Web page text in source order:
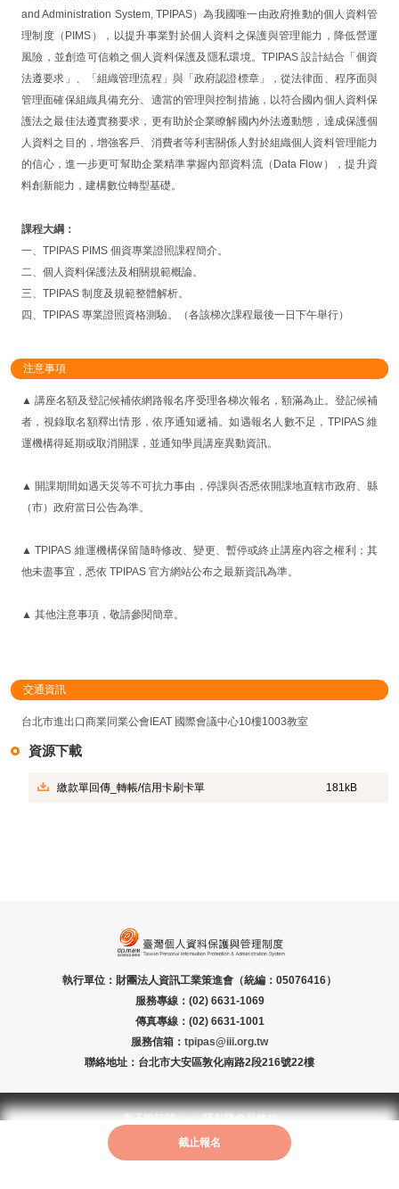
and Administration System, TPIPAS）為我國唯一由政府推動的個人資料管
理制度（PIMS），以提升事業對於個人資料之保護與管理能力，降低營運
風險，並創造可信賴之個人資料保護及隱私環境。TPIPAS 設計結合「個資
法遵要求」、「組織管理流程」與「政府認證標章」，從法律面、程序面與
管理面確保組織具備充分、適當的管理與控制措施，以符合國內個人資料保
護法之最佳法遵實務要求，更有助於企業瞭解國內外法遵動態，達成保護個
人資料之目的，增強客戶、消費者等利害關係人對於組織個人資料管理能力
的信心，進一步更可幫助企業精準掌握內部資料流（Data Flow），提升資
料創新能力，建構數位轉型基礎。
課程大綱：
一、TPIPAS PIMS 個資專業證照課程簡介。
二、個人資料保護法及相關規範概論。
三、TPIPAS 制度及規範整體解析。
四、TPIPAS 專業證照資格測驗。（各該梯次課程最後一日下午舉行）
注意事項
▲ 講座名額及登記候補依網路報名序受理各梯次報名，額滿為止。登記候補
者，視錄取名額釋出情形，依序通知遞補。如遇報名人數不足，TPIPAS 維
運機構得延期或取消開課，並通知學員講座異動資訊。
▲ 開課期間如遇天災等不可抗力事由，停課與否悉依開課地直轄市政府、縣
（市）政府當日公告為準。
▲ TPIPAS 維運機構保留隨時修改、變更、暫停或終止講座內容之權利；其
他未盡事宜，悉依 TPIPAS 官方網站公布之最新資訊為準。
▲ 其他注意事項，敬請參閱簡章。
交通資訊
台北市進出口商業同業公會IEAT 國際會議中心10樓1003教室
資源下載
繳款單回傳_轉帳/信用卡刷卡單 181kB
截止報名
執行單位：財團法人資訊工業策進會（統編：05076416）
服務專線：(02) 6631-1069
傳真專線：(02) 6631-1001
服務信箱： tpipas@iii.org.tw
聯絡地址：台北市大安區敦化南路2段216號22樓
電子報訂閱
隱私暨會員條款
Copyright © 2019 STLI,III. All Rights Reserved.